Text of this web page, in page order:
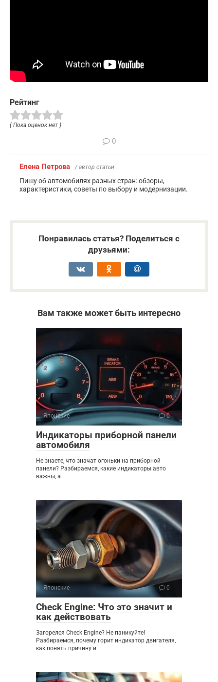
Рейтинг
( Пока оценок нет )
0
Елена Петрова / автор статьи
Пишу об автомобилях разных стран: обзоры,
характеристики, советы по выбору и модернизации.
Понравилась статья? Поделиться с
друзьями:
Вам также может быть интересно
Японские 0
Индикаторы приборной панели
автомобиля
Не знаете, что значат огоньки на приборной
панели? Разбираемся, какие индикаторы авто
важны, а
Японские 0
Check Engine: Что это значит и
как действовать
Загорелся Check Engine? Не паникуйте!
Разбираемся, почему горит индикатор двигателя,
как понять причину и